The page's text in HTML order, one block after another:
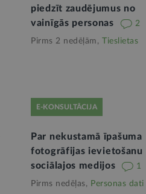
piedzīt zaudējumus no
vainīgās personas
2
Pirms 2 nedēļām, Tieslietas
E-KONSULTĀCIJA
Par nekustamā īpašuma
fotogrāfijas ievietošanu
sociālajos medijos
1
Pirms nedēļas, Personas dati